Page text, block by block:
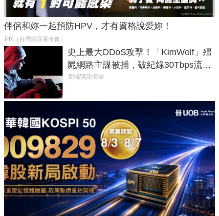
伴侶和妳一起預防HPV，才有資格說愛妳！
PR（台灣癌症基金會）
史上最大DDoS攻擊！「KimWolf」殭
屍網路主謀被捕，破紀錄30Tbps流量
癱瘓全球！
雲端/資訊安全